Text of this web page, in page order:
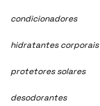
condicionadores
hidratantes corporais
protetores solares
desodorantes